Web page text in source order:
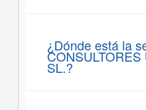
¿Dónde está la
SL.?